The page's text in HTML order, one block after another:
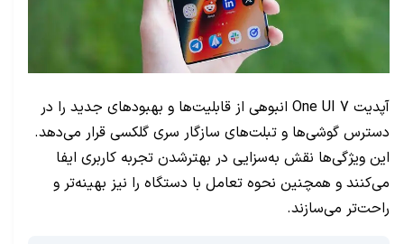
آپدیت One UI 7 انبوهی از قابلیت‌ها و بهبودهای جدید را در
دسترس گوشی‌ها و تبلت‌های سازگار سری گلکسی قرار می‌دهد.
این ویژگی‌ها نقش به‌سزایی در بهترشدن تجربه کاربری ایفا
می‌کنند و همچنین نحوه تعامل با دستگاه را نیز بهینه‌تر و
راحت‌تر می‌سازند.